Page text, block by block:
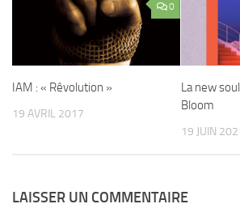
0
IAM : « Rêvolution »
19 AVRIL 2017
La new
Bloom
19 JUIN
LAISSER UN COMMENTAIRE